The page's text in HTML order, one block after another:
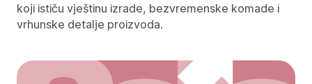
koji ističu vještinu izrade, bezvremenske komade i
vrhunske detalje proizvoda.